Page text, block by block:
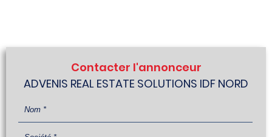
Contacter l'annonceur
ADVENIS REAL ESTATE SOLUTIONS IDF NORD